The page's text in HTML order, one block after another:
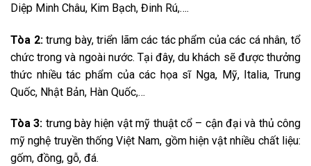
Diệp Minh Châu, Kim Bạch, Đinh Rú,….
Tòa 2:trưng bày, triển lãm các tác phẩm của các cá nhân, tổ
chức trong và ngoài nước. Tại đây, du khách sẽ được thưởng
thức nhiều tác phẩm của các họa sĩ Nga, Mỹ, Italia, Trung
Quốc, Nhật Bản, Hàn Quốc,…
Tòa 3: trưng bày hiện vật mỹ thuật cổ – cận đại và thủ công
mỹ nghệ truyền thống Việt Nam, gồm hiện vật nhiều chất liệu:
gốm, đồng, gỗ, đá.